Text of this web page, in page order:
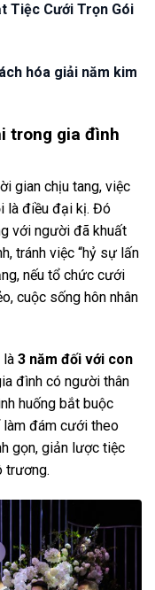
Tiệc Cưới Trọn Gói
hóa giải năm kim
trong gia đình
gian chịu tang, việc
là điều đại kị. Đó
với người đã khuất
tránh việc “hỷ sự lấn
nếu tổ chức cưới
cuộc sống hôn nhân
là 3 năm đối với con
đình có người thân
huống bắt buộc
đám cưới theo
gọn, giản lược tiệc
trương.